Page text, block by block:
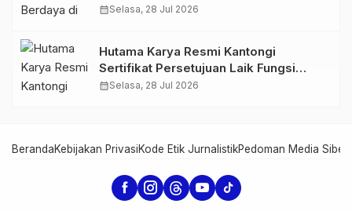
Lansiapreneur Batik Eco-Print
calendar_monthSelasa, 28 Jul 2026
Hutama Karya Resmi Kantongi
Sertifikat Persetujuan Laik Fungsi
Struktur Jembatan Musi V Tol
calendar_monthSelasa, 28 Jul 2026
BerandaKebijakan PrivasiKode Etik JurnalistikPedoman Media Siber